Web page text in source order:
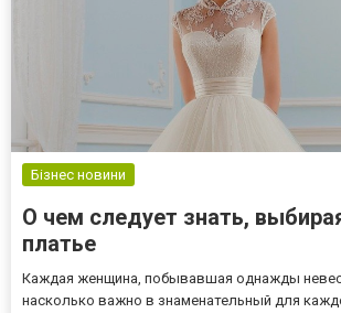
Бізнес новини
О чем следует знать,
платье
Каждая женщина, побывавшая однажды
насколько важно в знаменательный для